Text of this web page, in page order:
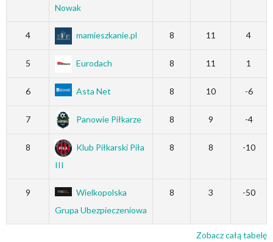
Nowak
4 mamieszkanie.pl 8 11 4
5 Eurodach 8 11 1
6 Asta Net 8 10 -6
7 Panowie Piłkarze 8 9 -4
8
Klub Piłkarski Piła
III
8 8 -10
9
Wielkopolska
Grupa Ubezpieczeniowa
8 3 -50
Zobacz całą tabelę